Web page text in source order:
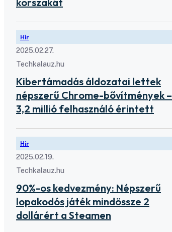
Hír
2025.02.27.
Techkalauz.hu
Kibertámadás áldozatai lettek
népszerű Chrome-bővítmények –
3,2 millió felhasználó érintett
Hír
2025.02.19.
Techkalauz.hu
90%-os kedvezmény: Népszerű
lopakodós játék mindössze 2
dollárért a Steamen